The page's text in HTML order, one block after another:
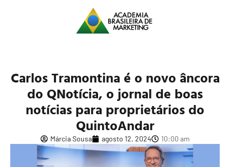
Carlos Tramontina é o novo âncora
do QNotícia, o jornal de boas
notícias para proprietários do
QuintoAndar
Márcia Sousa agosto 12, 2024 10:00 am